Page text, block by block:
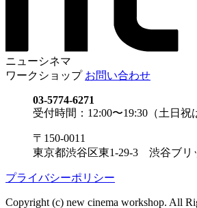
ニューシネマ
ワークショップ お問い合わせ
03-5774-6271
受付時間：12:00〜19:30（土日祝
〒150-0011
東京都渋谷区東1-29-3 渋谷ブリ
プライバシーポリシー
Copyright (c) new cinema workshop. All